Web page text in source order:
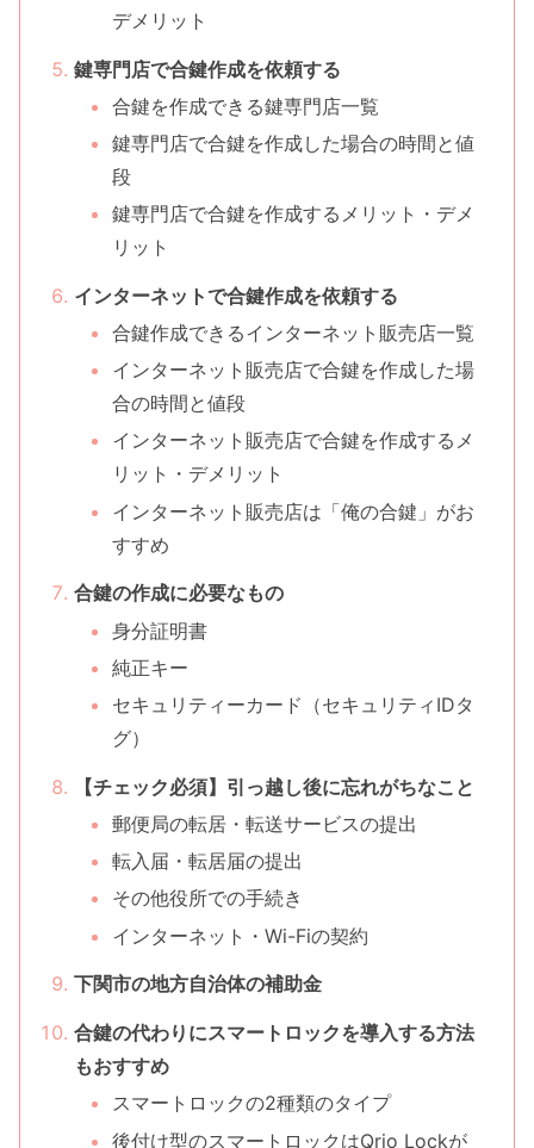
デメリット
鍵専門店で合鍵作成を依頼する
合鍵を作成できる鍵専門店一覧
鍵専門店で合鍵を作成した場合の時間と値
段
鍵専門店で合鍵を作成するメリット・デメ
リット
インターネットで合鍵作成を依頼する
合鍵作成できるインターネット販売店一覧
インターネット販売店で合鍵を作成した場
合の時間と値段
インターネット販売店で合鍵を作成するメ
リット・デメリット
インターネット販売店は「俺の合鍵」がお
すすめ
合鍵の作成に必要なもの
身分証明書
純正キー
セキュリティーカード（セキュリティIDタ
グ）
【チェック必須】引っ越し後に忘れがちなこと
郵便局の転居・転送サービスの提出
転入届・転居届の提出
その他役所での手続き
インターネット・Wi-Fiの契約
下関市の地方自治体の補助金
合鍵の代わりにスマートロックを導入する方法
もおすすめ
スマートロックの2種類のタイプ
後付け型のスマートロックはQrio Lockが